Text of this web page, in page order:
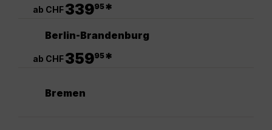
ab CHF33995*
Berlin-Brandenburg
ab CHF35995*
Bremen